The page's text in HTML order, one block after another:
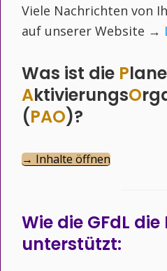
Viele Nachrichten von
auf unserer Website →
Was ist die P
AktivierungsO
(PAO)?
→ Inhalte öffnen
Wie die GFdL
unterstützt: